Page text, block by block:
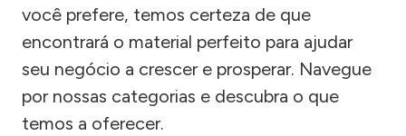
você prefere, temos certeza de que
encontrará o material perfeito para ajudar
seu negócio a crescer e prosperar. Navegue
por nossas categorias e descubra o que
temos a oferecer.